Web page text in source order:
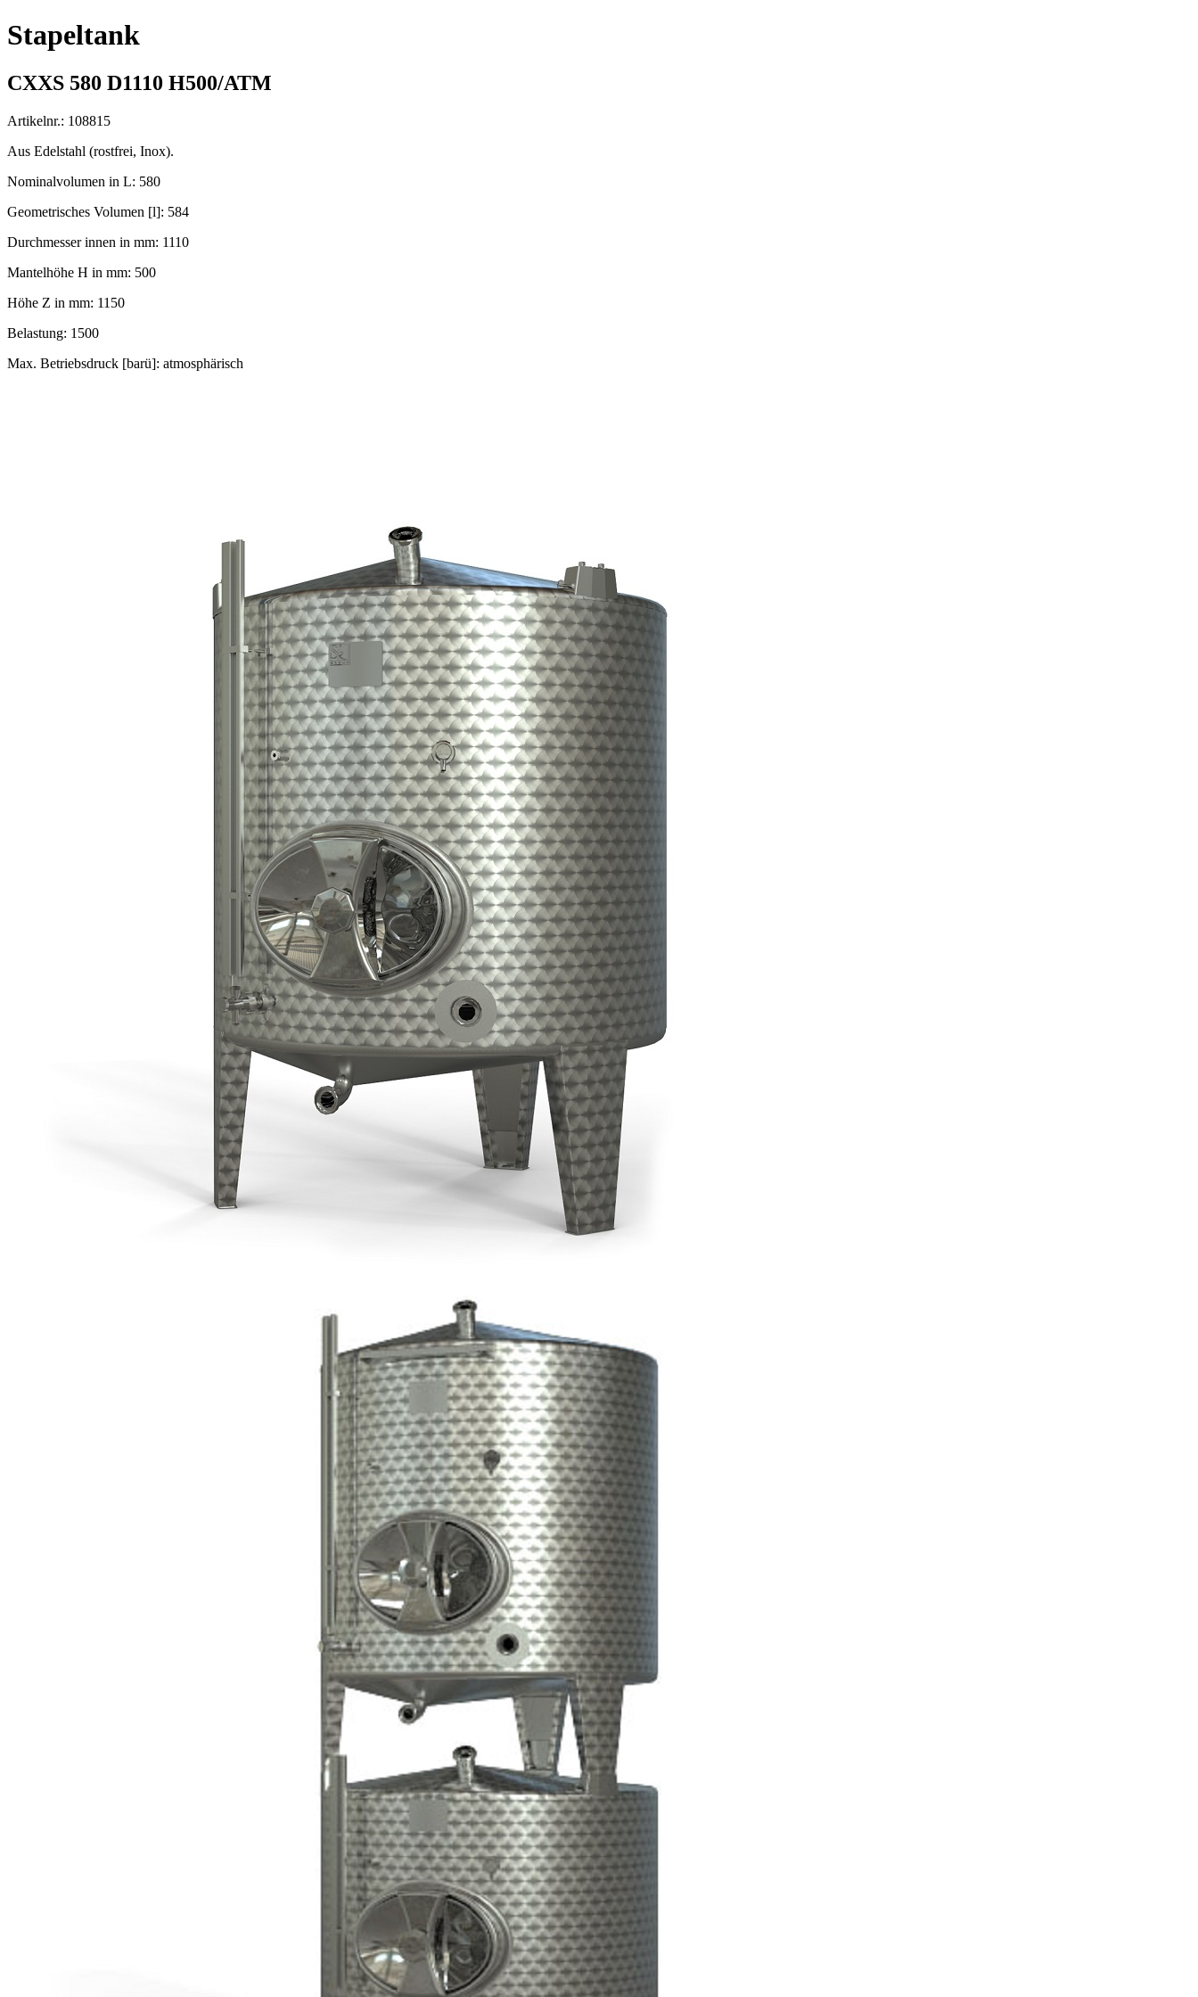
Stapeltank
CXXS 580 D1110 H500/ATM
Artikelnr.: 108815
Aus Edelstahl (rostfrei, Inox).
Nominalvolumen in L: 580
Geometrisches Volumen [l]: 584
Durchmesser innen in mm: 1110
Mantelhöhe H in mm: 500
Höhe Z in mm: 1150
Belastung: 1500
Max. Betriebsdruck [barü]: atmosphärisch